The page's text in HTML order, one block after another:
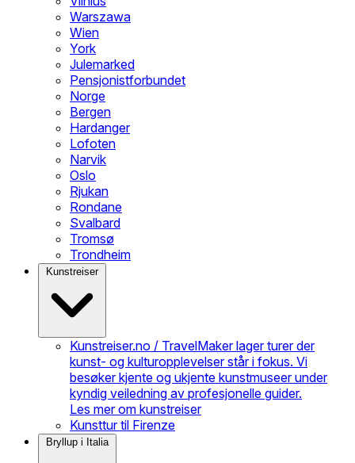
Warszawa
Wien
York
Julemarked
Pensjonistforbundet
Norge
Bergen
Hardanger
Lofoten
Narvik
Oslo
Rjukan
Rondane
Svalbard
Tromsø
Trondheim
Kunstreiser
Kunstreiser.no / TravelMaker lager turer der
kunst- og kulturopplevelser står i fokus. Vi
besøker kjente og ukjente kunstmuseer under
kyndig veiledning av profesjonelle guider.
Les mer om kunstreiser
Kunsttur til Firenze
Bryllup i Italia